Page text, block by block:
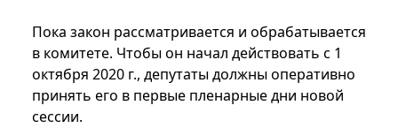
Пока закон рассматривается и обрабатывается
в комитете. Чтобы он начал действовать с 1
октября 2020 г., депутаты должны оперативно
принять его в первые пленарные дни новой
сессии.